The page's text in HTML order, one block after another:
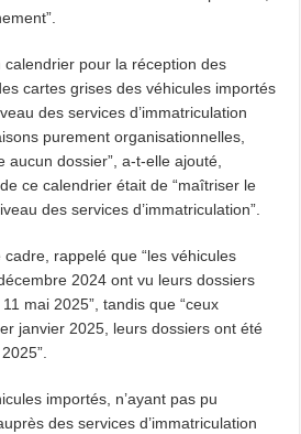
calendrier pour la réception des
cartes grises des véhicules importés
des services d’immatriculation
purement organisationnelles,
aucun dossier”, a-t-elle ajouté,
ce calendrier était de “maîtriser le
des services d’immatriculation”.
rappelé que “les véhicules
2024 ont vu leurs dossiers
mai 2025”, tandis que “ceux
janvier 2025, leurs dossiers ont été
importés, n’ayant pas pu
des services d’immatriculation